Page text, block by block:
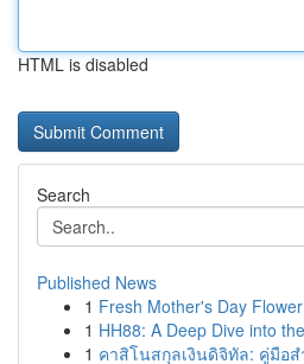
HTML is disabled
Search
Published News
1 Fresh Mother's Day
1 HH88: A Deep Dive into
1 คาสิโนสกุลเงินดิจิทัล: คู่มือ